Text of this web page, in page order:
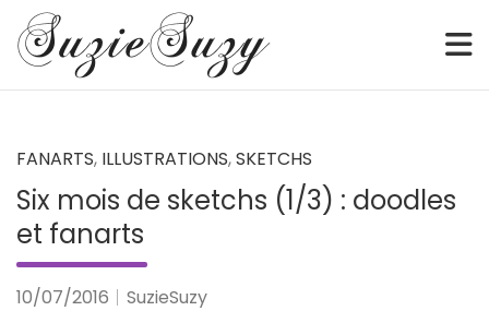
content
SuzieSuzy
Sketch • Watercolor • Illustration • Webcomic • Digital
FANARTS, ILLUSTRATIONS,SKETCHS
Six mois de sketchs (1/3) : doodles
et fanarts
10/07/2016
SuzieSuzy